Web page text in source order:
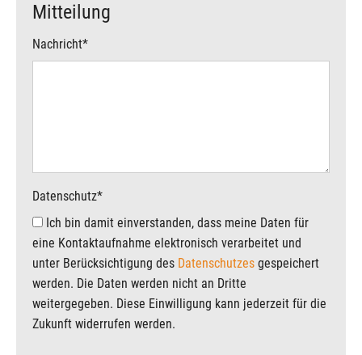
Mitteilung
Nachricht*
Datenschutz*
eine Kontaktaufnahme elektronisch verarbeitet und
unter Berücksichtigung des Datenschutzes gespeichert
werden. Die Daten werden nicht an Dritte
weitergegeben. Diese Einwilligung kann jederzeit für die
Zukunft widerrufen werden.